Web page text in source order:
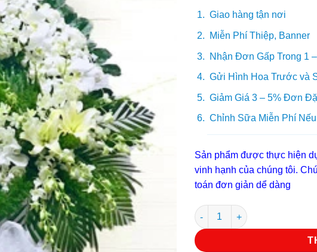
Giao hàng tận nơi
Miễn Phí Thiệp, Banner
Nhận Đơn Gấp Trong 1
Gửi Hình Hoa Trước và
Giảm Giá 3 – 5% Đơn
Chỉnh Sữa Miễn Phí
Sản phẩm được thực hiện
vinh hạnh của chúng tôi.
toán đơn giản dể dàng
Hoa chia buôn V 4185 số